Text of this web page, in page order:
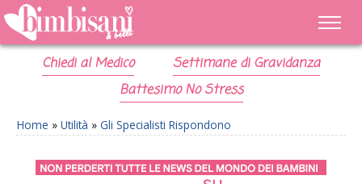
Chiedi al Medico
Settimane di Gravidanza
Battesimo No Stress
Home » Utilità » Gli Specialisti Rispondono